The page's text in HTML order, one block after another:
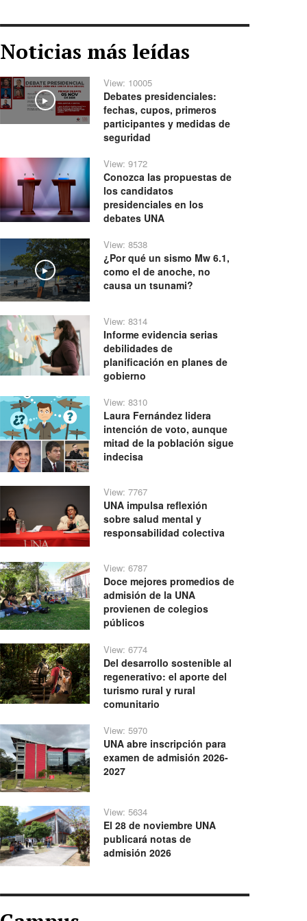
Noticias más leídas
Play
View: 10005
Debates presidenciales:
fechas, cupos, primeros
participantes y medidas de
seguridad
View: 9172
Conozca las propuestas de
los candidatos
presidenciales en los
debates UNA
Play
View: 8538
¿Por qué un sismo Mw 6.1,
como el de anoche, no
causa un tsunami?
View: 8314
Informe evidencia serias
debilidades de
planificación en planes de
gobierno
View: 8310
Laura Fernández lidera
intención de voto, aunque
mitad de la población sigue
indecisa
View: 7767
UNA impulsa reflexión
sobre salud mental y
responsabilidad colectiva
View: 6787
Doce mejores promedios de
admisión de la UNA
provienen de colegios
públicos
View: 6774
Del desarrollo sostenible al
regenerativo: el aporte del
turismo rural y rural
comunitario
View: 5970
UNA abre inscripción para
examen de admisión 2026-
2027
View: 5634
El 28 de noviembre UNA
publicará notas de
admisión 2026